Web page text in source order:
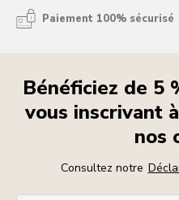
Paiement 100% sécurisé
Bénéficiez de 5
vous inscrivant
nos
Consultez notre